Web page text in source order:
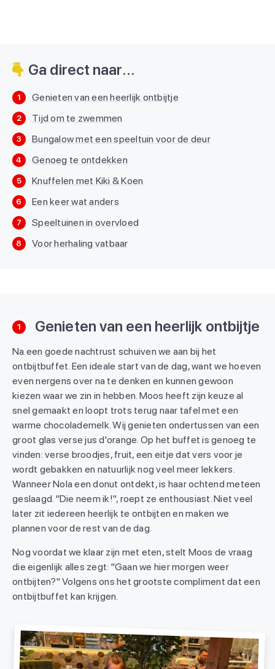
Ga direct naar...
1 Genieten van een heerlijk ontbijtje
2 Tijd om te zwemmen
3 Bungalow met een speeltuin voor de deur
4 Genoeg te ontdekken
5 Knuffelen met Kiki & Koen
6 Een keer wat anders
7 Speeltuinen in overvloed
8 Voor herhaling vatbaar
1 Genieten van een heerlijk ontbijtje
Na een goede nachtrust schuiven we aan bij het
ontbijtbuffet. Een ideale start van de dag, want we hoeven
even nergens over na te denken en kunnen gewoon
kiezen waar we zin in hebben. Moos heeft zijn keuze al
snel gemaakt en loopt trots terug naar tafel met een
warme chocolademelk. Wij genieten ondertussen van een
groot glas verse jus d'orange. Op het buffet is genoeg te
vinden: verse broodjes, fruit, een eitje dat vers voor je
wordt gebakken en natuurlijk nog veel meer lekkers.
Wanneer Nola een donut ontdekt, is haar ochtend meteen
geslaagd. "Die neem ik!", roept ze enthousiast. Niet veel
later zit iedereen heerlijk te ontbijten en maken we
plannen voor de rest van de dag.
Nog voordat we klaar zijn met eten, stelt Moos de vraag
die eigenlijk alles zegt: "Gaan we hier morgen weer
ontbijten?" Volgens ons het grootste compliment dat een
ontbijtbuffet kan krijgen.